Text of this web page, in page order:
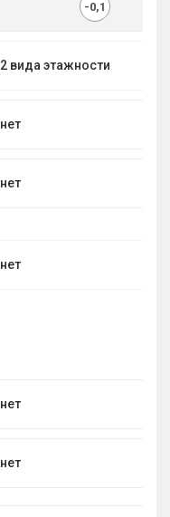
-0,1
2 вида этажности
нет
нет
нет
нет
нет